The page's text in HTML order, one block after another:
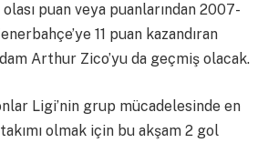
olası puan veya puanlarından 2007-
11 puan kazandıran
Arthur Zico’yu da geçmiş olacak.
Ligi’nin grup mücadelesinde en
olmak için bu akşam 2 gol